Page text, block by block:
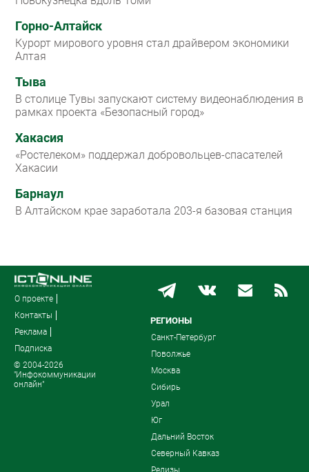
Горно-Алтайск
Курорт мирового уровня стал драйвером экономики
Алтая
Тыва
В столице Тувы запускают систему видеонаблюдения в
рамках проекта «Безопасный город»
Хакасия
«Ростелеком» поддержал добровольцев-спасателей
Хакасии
Барнаул
В Алтайском крае заработала 203-я базовая станция
О проекте
Контакты
Реклама
Подписка
© 2004-2026
"Инфокоммуникации
онлайн"
РЕГИОНЫ
Санкт-Петербург
Поволжье
Москва
Сибирь
Урал
Юг
Дальний Восток
Северный Кавказ
Релизы